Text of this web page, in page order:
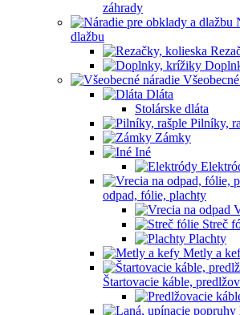
záhrady
dlažbu
Dláta
Stolárske dláta
Pilníky,
Zámky
Iné
odpad, fólie, plachty
Streč
Plachty
Metly a
Štartovacie káble,